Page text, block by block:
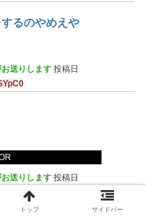
るのやめえや
送りします 投稿日
送りします 投稿日
トップ サイドバー